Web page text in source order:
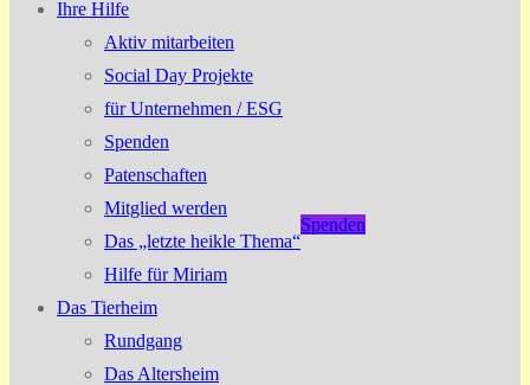
Ihre Hilfe
Aktiv mitarbeiten
Social Day Projekte
für Unternehmen / ESG
Spenden
Patenschaften
Mitglied werden
Das „letzte heikle Thema“
Hilfe für Miriam
Das Tierheim
Rundgang
Das Altersheim
Spenden